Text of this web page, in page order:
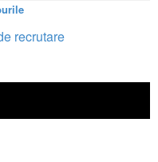
recrutare